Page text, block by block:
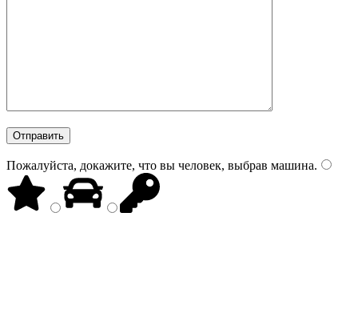
Пожалуйста, докажите, что вы человек, выбрав машина.